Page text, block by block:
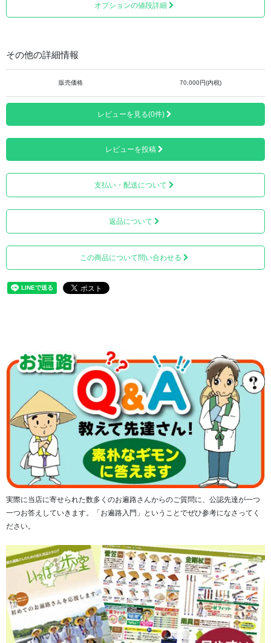
上質な金襴裂地（きれじ）を使用しております。
掛軸の上部の端に取り付けられた八双金具は上質な透かし
仕上げとなっております。
オプションの値段詳細
その他の詳細情報
販売価格 70,000円(内税)
レビューを見る(0件)
レビューを投稿
支払い・配送について
返品について
この商品について問い合わせる
実際に当店に寄せられた数多くのお遍路さんからのご質問に、公認先達が一つ
一つお答えしていきます。「お遍路入門」ということでぜひ参考になさってく
ださい。